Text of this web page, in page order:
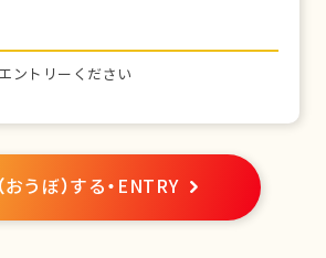
ントリーください
おうぼ）する・ENTRY